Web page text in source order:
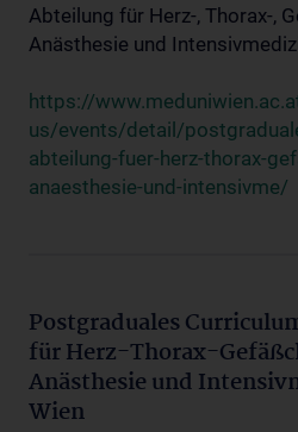
Abteilung für Herz-, Thorax-,
Anästhesie und
https://
us/events/detail/
abteilung-fuer-herz-thorax-
anaesthesie-und-intensivme/
Postgraduales
für Herz-Thorax-
Anästhesie und
Wien